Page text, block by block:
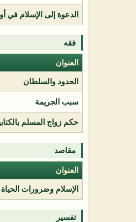
الدعوة إلى الإسلام في
فقه
العنوان
الحدود والسلطان
سبب الجريمة
حكم زواج المسلم
مقاصد
العنوان
الإسلام وضرورات الحياة
تفسير